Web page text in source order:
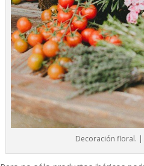
Decoración floral. |